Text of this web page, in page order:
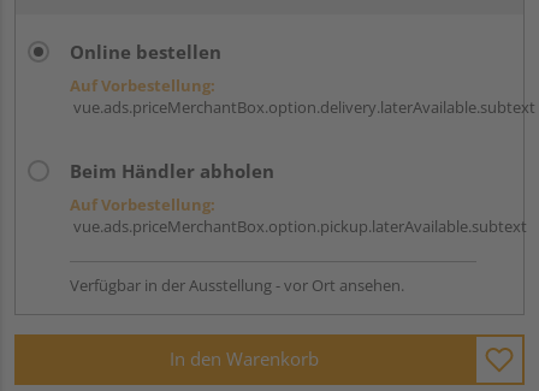
Online bestellen
Auf Vorbestellung:
vue.ads.priceMerchantBox.option.delivery.laterAvailable.subtext
Beim Händler abholen
Auf Vorbestellung:
vue.ads.priceMerchantBox.option.pickup.laterAvailable.subtext
Verfügbar in der Ausstellung - vor Ort ansehen.
In den Warenkorb